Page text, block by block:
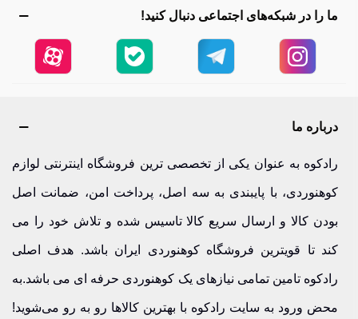
کوهنوردان است که به دنبال گرمای زیاد با وزن کم
عایق پر باکیفیت و سبک
قابل فشرده‌سازی و حمل آسان
اگر به دنبال کاپشنی هستید که در عین سبکی، گرمای
فوق‌العاده‌ای ارائه دهد، مدل‌های پر لایت بهترین گزینه‌اند.
کاپشن پر سنگین قایا – انتخابی قدرتمند برای سرمای شدید
کاپشن پر سنگین قایا برای شرایط سخت و دماهای بسیار پایین
طراحی شده است.
ما را در شبکه‌های اجتماعی دنبال کنید!
درباره ما
رادکوه به عنوان یکی از تخصصی ترین فروشگاه اینترنتی لوازم
کوهنوردی، با پایبندی به سه اصل، پرداخت امن، ضمانت اصل
بودن کالا و ارسال سریع کالا تاسیس شده و تلاش خود را می
کند تا قویترین فروشگاه کوهنوردی ایران باشد. هدف اصلی
رادکوه تامین تمامی نیازهای یک کوهنوردی حرفه ای می باشد.به
محض ورود به سایت رادکوه با بهترین کالاها رو به رو می‌شوید!